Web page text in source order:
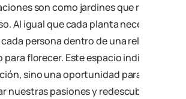
son como jardines que
Al igual que cada planta necesita su
persona dentro de una relación
para florecer. Este espacio individual no
sino una oportunidad para nutrir
nuestras pasiones y redescubrirnos